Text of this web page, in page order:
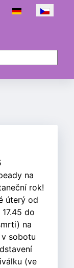
Zvolte jazyk
na
rok!
úterý od
do
na
v sobotu
(ve